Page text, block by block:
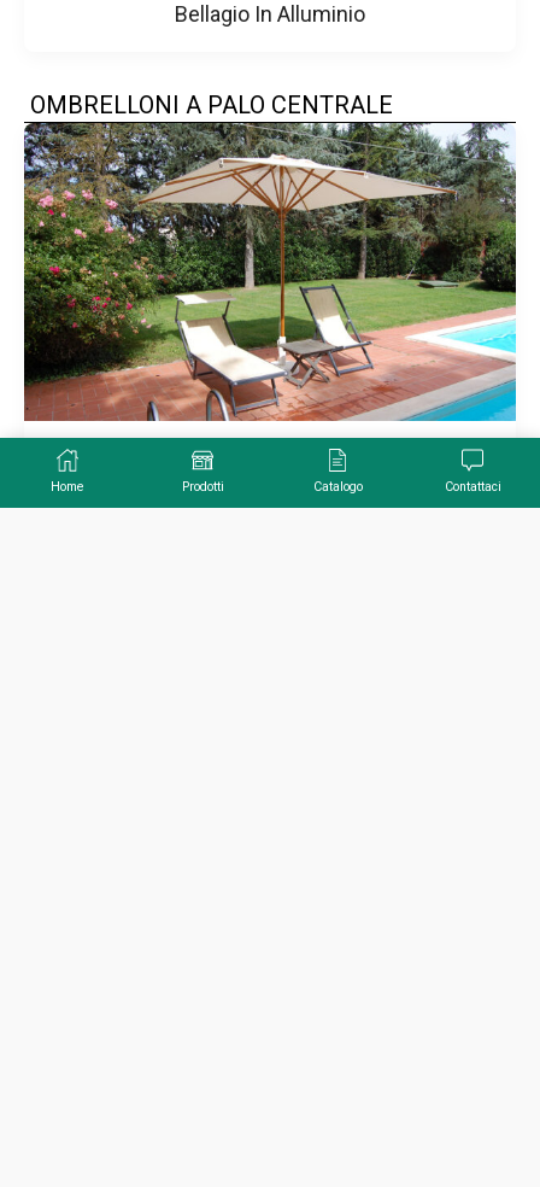
Bellagio In Alluminio
OMBRELLONI A PALO CENTRALE
Funny In Legno
Home Prodotti Catalogo Contattaci